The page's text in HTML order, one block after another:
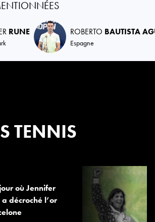
RUNE ROBERTO BAUTISTA
Espagne
TENNIS
où Jennifer
décroché l’or